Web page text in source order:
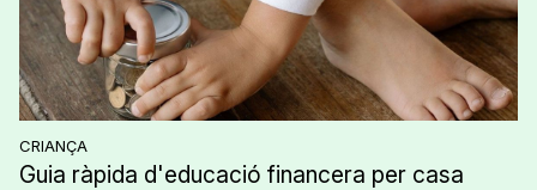
CRIANÇA
Guia ràpida d'educació financera per casa